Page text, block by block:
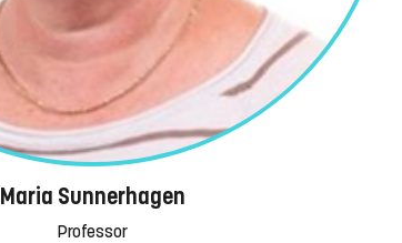
Maria Sunnerhagen
Professor